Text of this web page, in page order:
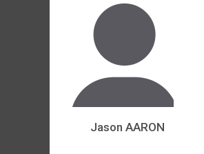
Jason AARON